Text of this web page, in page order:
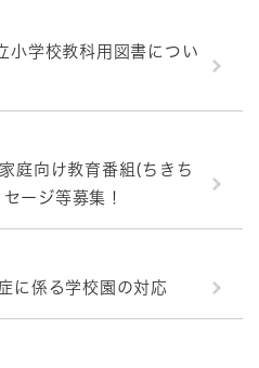
小学校教科用図書につい
庭向け教育番組(ちきち
ージ等募集！
に係る学校園の対応